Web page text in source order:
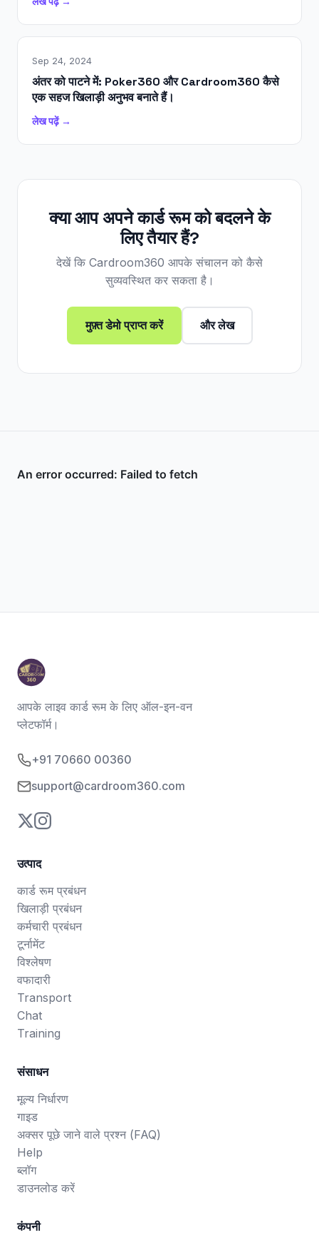
Sep 24, 2024
अंतर को पाटने में: Poker360 और Cardroom360 कैसे
एक सहज खिलाड़ी अनुभव बनाते हैं।
लेख पढ़ें →
क्या आप अपने कार्ड रूम को बदलने के
लिए तैयार हैं?
देखें कि Cardroom360 आपके संचालन को कैसे
सुव्यवस्थित कर सकता है।
मुफ़्त डेमो प्राप्त करें और लेख
आपके लाइव कार्ड रूम के लिए ऑल-इन-वन
प्लेटफॉर्म।
+91 70660 00360
support@cardroom360.com
उत्पाद
कार्ड रूम प्रबंधन
खिलाड़ी प्रबंधन
कर्मचारी प्रबंधन
टूर्नामेंट
विश्लेषण
वफादारी
Transport
Chat
Training
संसाधन
मूल्य निर्धारण
गाइड
अक्सर पूछे जाने वाले प्रश्न (FAQ)
Help
ब्लॉग
डाउनलोड करें
कंपनी